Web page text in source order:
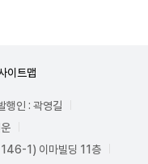
이트맵
행인 : 곽영길
146-1) 이마빌딩 11층